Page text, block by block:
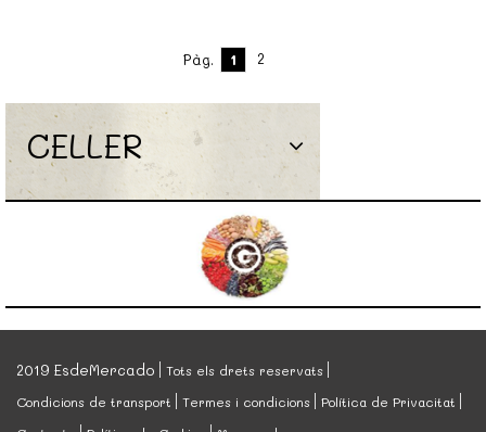
Pàg. 1 2
CELLER
2019 EsdeMercado
Tots els drets reservats
Condicions de transport
Termes i condicions
Política de Privacitat